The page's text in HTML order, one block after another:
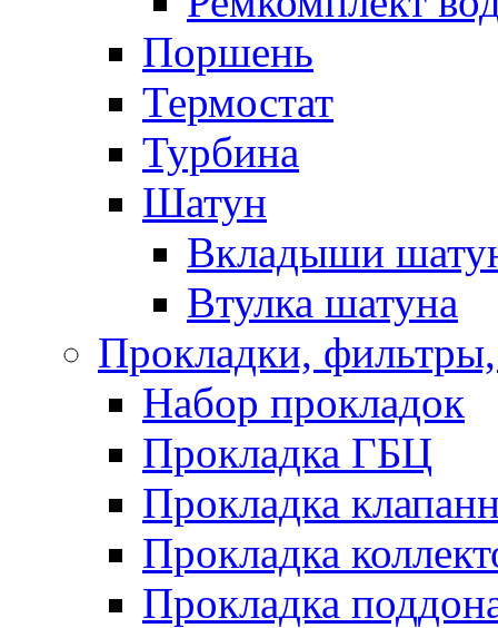
Поршень
Термостат
Турбина
Шатун
Вкладыши
Втулка шатуна
Прокладки,
Набор прокладок
Прокладка ГБЦ
Прокладка
Прокладка
Прокладка